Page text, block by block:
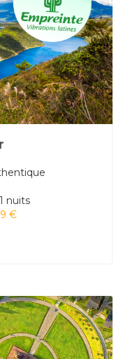
nuits
€